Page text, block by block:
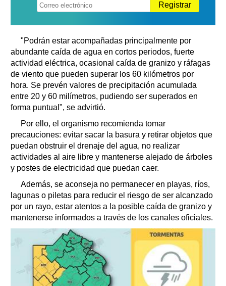
Registrar
"Podrán estar acompañadas principalmente por
abundante caída de agua en cortos periodos, fuerte
actividad eléctrica, ocasional caída de granizo y ráfagas
de viento que pueden superar los 60 kilómetros por
hora. Se prevén valores de precipitación acumulada
entre 20 y 60 milímetros, pudiendo ser superados en
forma puntual", se advirtió.
Por ello, el organismo recomienda tomar
precauciones: evitar sacar la basura y retirar objetos que
puedan obstruir el drenaje del agua, no realizar
actividades al aire libre y mantenerse alejado de árboles
y postes de electricidad que puedan caer.
Además, se aconseja no permanecer en playas, ríos,
lagunas o piletas para reducir el riesgo de ser alcanzado
por un rayo, estar atentos a la posible caída de granizo y
mantenerse informados a través de los canales oficiales.